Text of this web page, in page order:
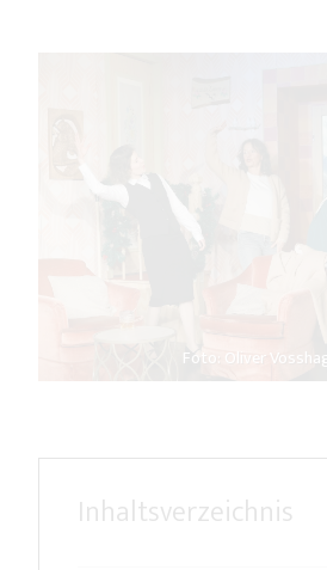
Foto: Oliver
Inhaltsverzeichnis